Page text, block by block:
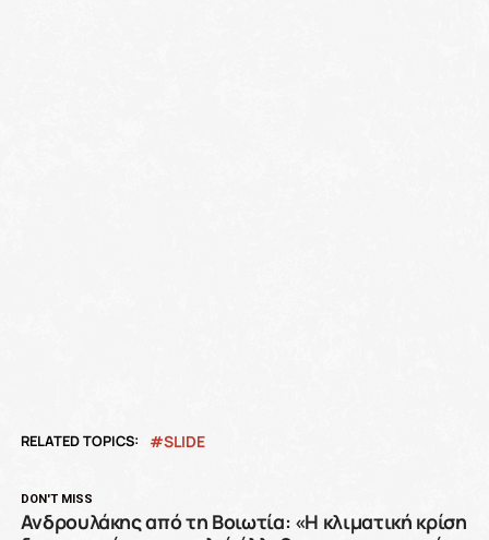
RELATED TOPICS: SLIDE
DON'T MISS
Ανδρουλάκης από τη Βοιωτία: «Η κλιματική κρίση